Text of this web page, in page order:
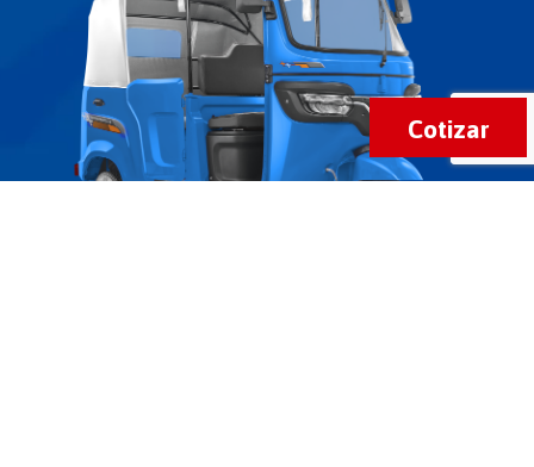
Cotizar